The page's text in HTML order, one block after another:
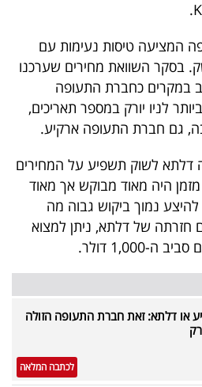
המציעה טיסות נעימות עם
בסקר השוואת מחירים שערכנו
במקרים כחברת התעופה
לניו יורק במספר תאריכים,
גם חברת התעופה ארקיע.
לשוק תשפיע על המחירים
היה מאוד מבוקש אך מאוד
נמוך ביקוש גבוה מה
חזרתה של דלתא, ניתן למצוא
1,000 דולר.
או דלתא: זאת חברת התעופה הזולה
לכתבה המלאה